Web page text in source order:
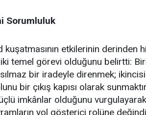
Sorumluluk
kuşatmasının etkilerinin derinden
temel görevi olduğunu belirtti:
bir iradeyle direnmek;
bir çıkış kapısı olarak
imkânlar olduğunu
yol gösterici rolüne